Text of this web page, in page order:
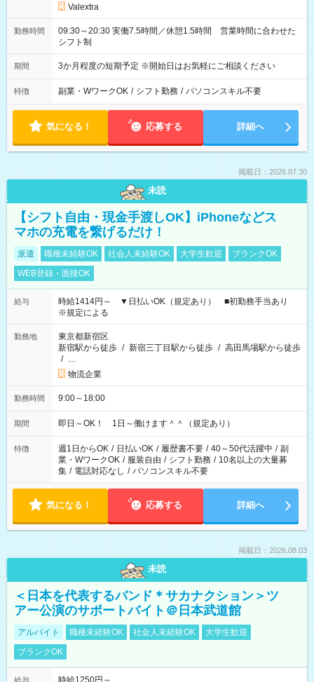
Valextra
勤務時間
09:30～20:30 実働7.5時間／休憩1.5時間 営業時間に合わせた
シフト制
期間 3か月程度の短期予定 ※開始日はお気軽にご相談ください
特徴 副業・WワークOK / シフト勤務 / パソコンスキル不要
気になる！ 応募する 詳細へ
掲載日：2026.07.30
未読
【シフト自由・現金手渡しOK】iPhoneなどス
マホの充電を繋げるだけ！
派遣 職種未経験OK 社会人未経験OK 大学生歓迎
ブランクOK
WEB登録・面接OK
給与
時給1414円～ ▼日払いOK（規定あり） ■初勤務手当あり
※規定による
勤務地
東京都新宿区
新宿駅から徒歩 / 新宿三丁目駅から徒歩 / 高田馬場駅から徒歩
/ …
物流企業
勤務時間 9:00～18:00
期間 即日～OK！ 1日～働けます＾＾（規定あり）
特徴 週1日からOK / 日払いOK / 履歴書不要 / 40～50代活躍中 / 副
業・WワークOK / 服装自由 / シフト勤務 / 10名以上の大量募
集 / 電話対応なし / パソコンスキル不要
気になる！ 応募する 詳細へ
掲載日：2026.08.03
未読
＜日本を代表するバンド＊サカナクション＞ツ
アー公演のサポートバイト＠日本武道館
アルバイト 職種未経験OK 社会人未経験OK
大学生歓迎
ブランクOK
給与 時給1250円～